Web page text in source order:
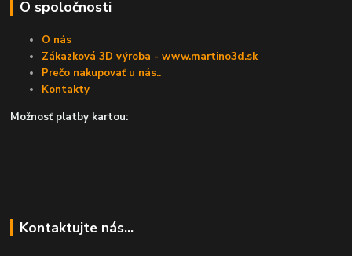
O spoločnosti
O nás
Zákazková 3D výroba - www.martino3d.sk
Prečo nakupovať u nás..
Kontakty
Možnosť platby kartou:
Kontaktujte nás...